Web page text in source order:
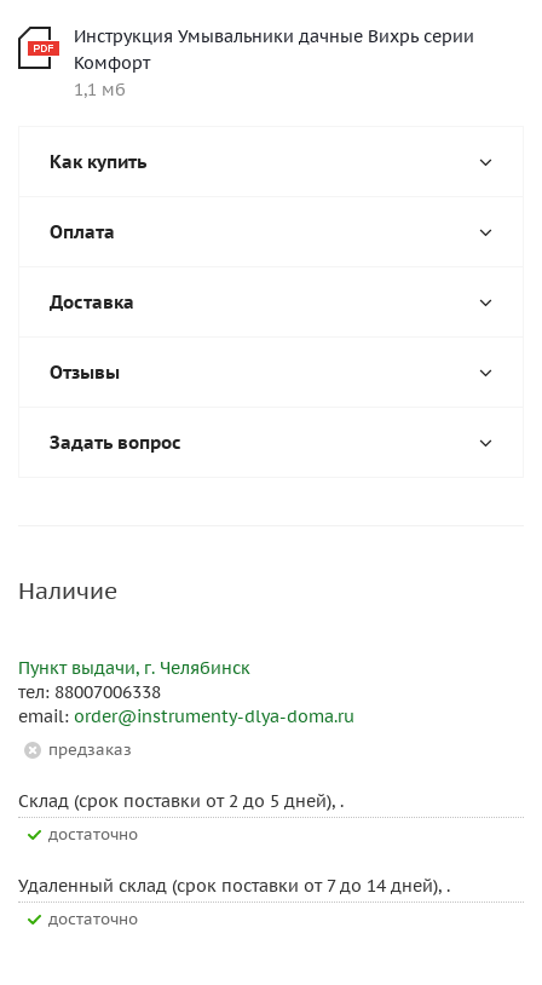
Инструкция Умывальники дачные Вихрь серии
Комфорт
1,1 мб
Как купить
Оплата
Доставка
Отзывы
Задать вопрос
Наличие
Пункт выдачи, г. Челябинск
тел: 88007006338
email: order@instrumenty-dlya-doma.ru
Предзаказ
Склад (срок поставки от 2 до 5 дней), .
Достаточно
Удаленный склад (срок поставки от 7 до 14 дней), .
Достаточно